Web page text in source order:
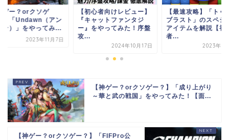
ゲー？orクソゲ
】「Undawn（アン
ン）」をやってみ...
2023年11月7日
【初心者向けレビュー】
『キャットファンタジ
ー』をやってみた！序盤
攻...
2024年10月17日
【最速攻略】「トゥ
ブラスト」のスペシ
アイテムを解説【初
者...
2023年6
【神ゲー？orクソゲー？】「成り上がり
～華と武の戦国」をやってみた！【面...
【神ゲー？orクソゲー？】「FIFPro公